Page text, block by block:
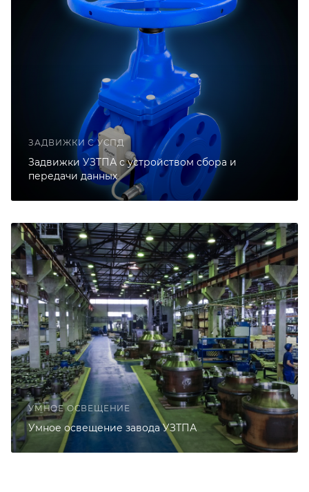
ЗАДВИЖКИ С УСПД
Задвижки УЗТПА с устройством сбора и
передачи данных
УМНОЕ ОСВЕЩЕНИЕ
Умное освещение завода УЗТПА